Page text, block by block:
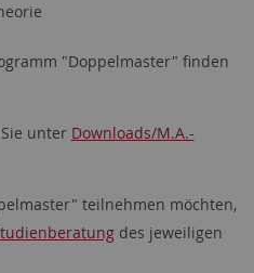
"Doppelmaster" finden
unter Downloads/M.A.-
teilnehmen möchten,
des jeweiligen